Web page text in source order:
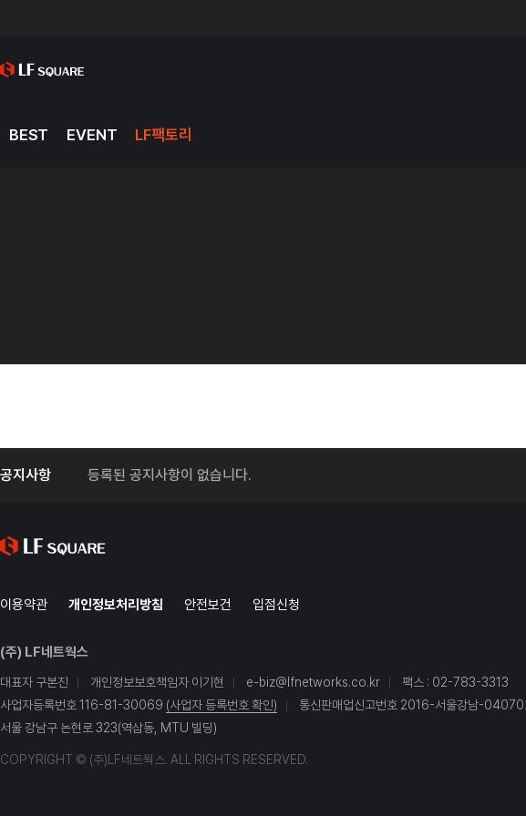
BEST EVENT LF팩토리
공지사항 등록된 공지사항이 없습니다.
이용약관 개인정보처리방침 안전보건 입점신청
(주) LF네트웍스
대표자 구본진 개인정보보호책임자 이기현 e-biz@lfnetworks.co.kr
팩스 : 02-783-3313
사업자등록번호 116-81-30069 (사업자 등록번호 확인)
통신판매업신고번호 2016-서울강남-04070
서울 강남구 논현로 323(역삼동, MTU 빌딩)
COPYRIGHT © (주)LF네트웍스. ALL RIGHTS RESERVED.